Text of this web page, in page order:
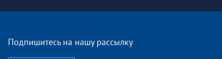
Подпишитесь на нашу рассылку